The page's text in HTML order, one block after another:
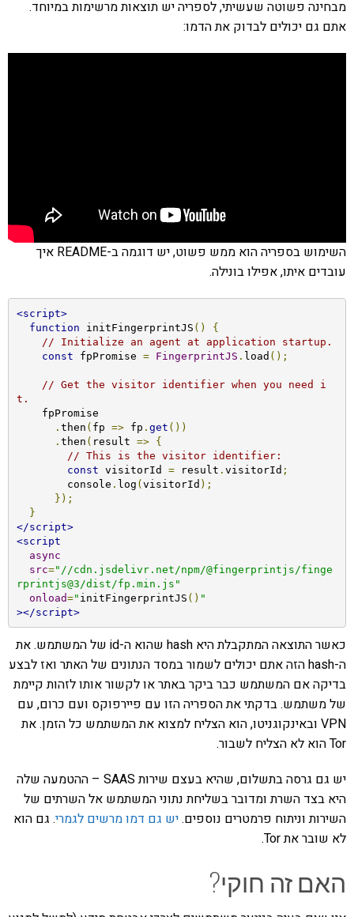
מבחינה פשוטה שעשיתי, לספריה יש תוצאות מרשימות במיוחד.
אתם גם יכולים לבדוק את הדמו:
השימוש בספריה הוא ממש פשוט, יש דוגמה ב-README איך
עובדים איתו, אפילו בונילה.
<script>
function initFingerprintJS ()
{
// Initialize an agent at application startup.
const fpPromise = FingerprintJS . load ();
// Get the visitor identifier when you need i
t.
. then ( fp => fp . get ())
. then ( result =>
{
// This is the visitor identifier:
const visitorId = result . visitorId ;
        console
. log ( visitorId );
});
}
</script>
<script
async
src="//cdn.jsdelivr.net/npm/@fingerprintjs/finge
rprintjs@3/dist/fp.min.js"
onload=" initFingerprintJS () "
></script>
כאשר התוצאה המתקבלת היא hash שהוא ה-id של המשתמש. את
ה-hash הזה אתם יכולים לשמור במסד הנתונים של האתר ואז לבצע
בדיקה אם המשתמש כבר ביקר באתר או לקשור אותו לזהות קיימת
של משתמש. בדקתי את הספריה הזו עם פיירפוקס ועם כרום, עם
VPN ובאינקוגניטו, הוא הצליח למצוא את המשתמש כל הזמן. את
Tor הוא לא הצליח לשבור.
יש גם גרסה בתשלום, שהיא בעצם שירות SAAS – ההטמעה שלה
היא בצד השרת ומדובר בשליחת נתוני המשתמש אל השרתים של
השירות וניתוח פרמטרים נוספים.יש גם דמו מרשים לגמרי. גם הוא
לא שובר את Tor.
האם זה חוקי?